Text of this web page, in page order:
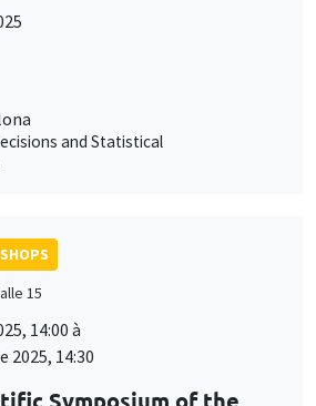
and Statistical
15
14:00 à
2025, 14:30
Symposium of the